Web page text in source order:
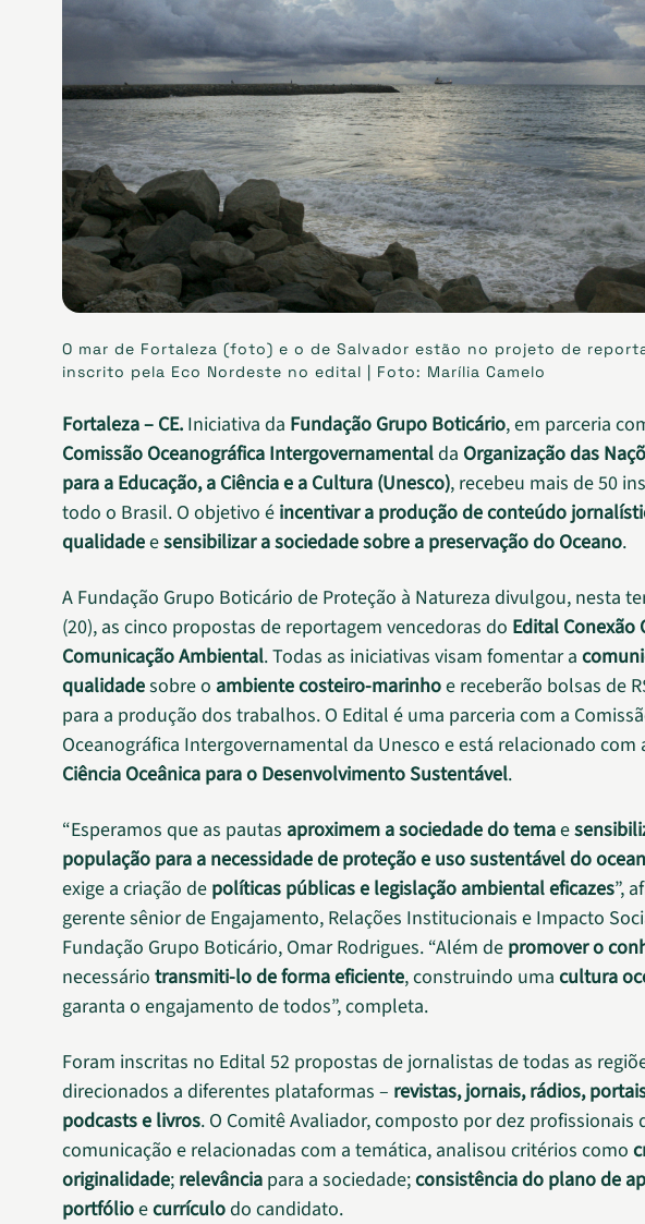
O mar de Fortaleza (foto) e o de Salvador estão no projeto de
inscrito pela Eco Nordeste no edital | Foto: Marília Camelo
Fortaleza – CE. Iniciativa da Fundação Grupo Boticário, em parceria
Comissão Oceanográfica Intergovernamentalda Organização das
para a Educação, a Ciência e a Cultura (Unesco), recebeu mais de 50
todo o Brasil. O objetivo é incentivar a produção de conteúdo
qualidadeesensibilizar a sociedade sobre a preservação do Oceano.
A Fundação Grupo Boticário de Proteção à Natureza divulgou, nesta
(20), as cinco propostas de reportagem vencedoras do Edital Conexão
Comunicação Ambiental. Todas as iniciativas visam fomentar a
qualidadesobre o ambiente costeiro-marinhoe receberão bolsas de
para a produção dos trabalhos. O Edital é uma parceria com a
Oceanográfica Intergovernamental da Unesco e está relacionado com
Ciência Oceânica para o Desenvolvimento Sustentável.
“Esperamos que as pautas aproximem a sociedade do temae
população para a necessidade de proteção e uso sustentável do
exige a criação de políticas públicas e legislação ambiental eficazes”,
gerente sênior de Engajamento, Relações Institucionais e Impacto
Fundação Grupo Boticário, Omar Rodrigues. “Além de promover o
necessário transmiti-lo de forma eficiente, construindo uma cultura
garanta o engajamento de todos”, completa.
Foram inscritas no Edital 52 propostas de jornalistas de todas as
direcionados a diferentes plataformas – revistas, jornais, rádios,
podcasts e livros. O Comitê Avaliador, composto por dez profissionais
comunicação e relacionadas com a temática, analisou critérios como
originalidade; relevância para a sociedade;consistência do plano de
portfólioecurrículodo candidato.